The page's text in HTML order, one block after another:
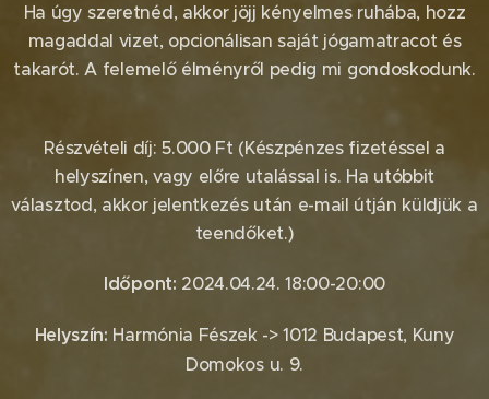
Ha úgy szeretnéd, akkor jöjj kényelmes ruhába, hozz
magaddal vizet, opcionálisan saját jógamatracot és
takarót. A felemelő élményről pedig mi gondoskodunk.
Részvételi díj: 5.000 Ft (Készpénzes fizetéssel a
helyszínen, vagy előre utalással is. Ha utóbbit
választod, akkor jelentkezés után e-mail útján küldjük a
teendőket.)
Időpont: 2024.04.24. 18:00-20:00
Helyszín: Harmónia Fészek -> 1012 Budapest, Kuny
Domokos u. 9.